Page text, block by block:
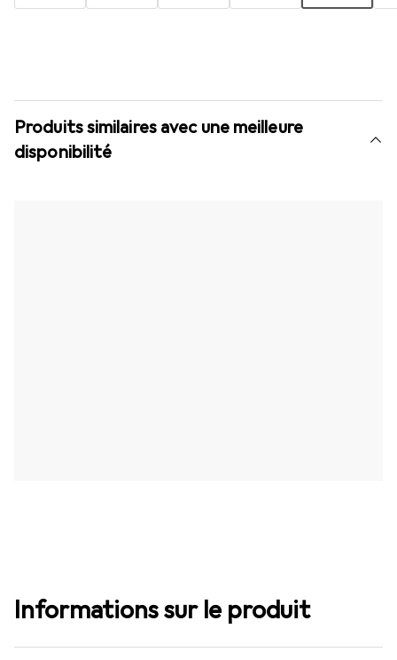
Produits similaires avec une meilleure
disponibilité
Informations sur le produit